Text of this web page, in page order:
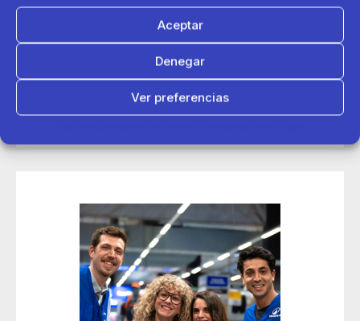
Aceptar
Denegar
Ver preferencias
Decathlon conecta con más de 200 deportistas en sus